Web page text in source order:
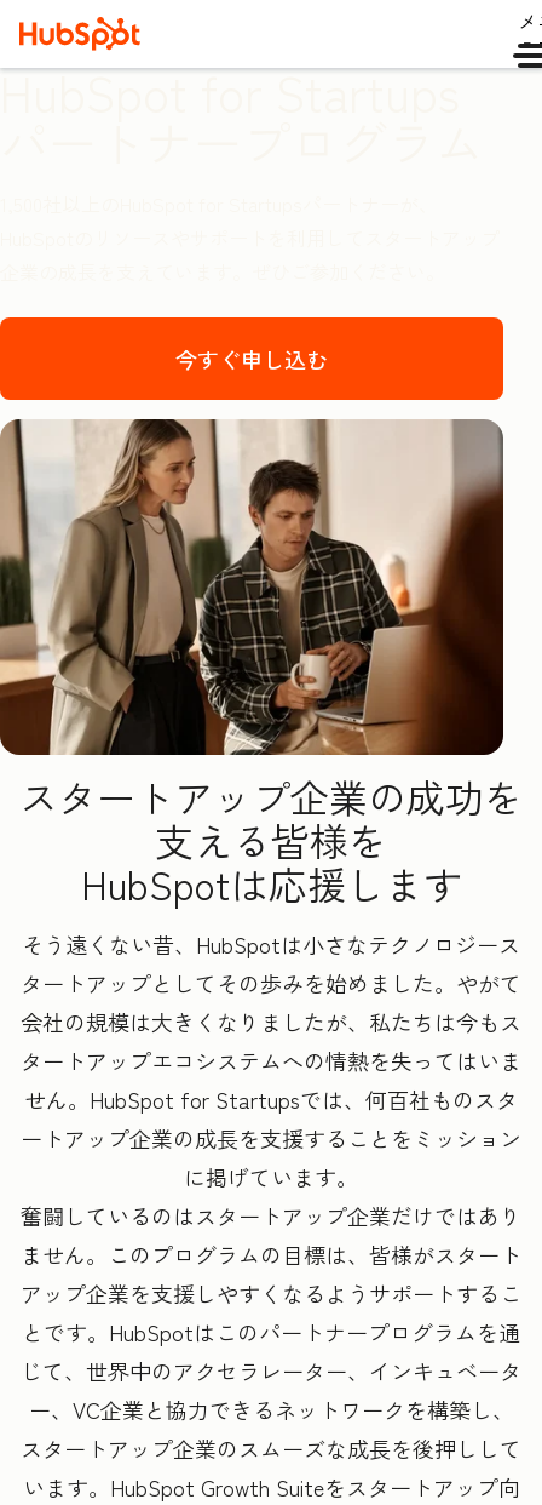
HubSpot for Startups
今すぐ申し込む
スタートアップ企業の成功を
支える皆様を
HubSpotは応援します
そう遠くない昔、HubSpotは小さなテクノロジース
タートアップとしてその歩みを始めました。やがて
会社の規模は大きくなりましたが、私たちは今もス
タートアップエコシステムへの情熱を失ってはいま
せん。HubSpot for Startupsでは、何百社ものスタ
ートアップ企業の成長を支援することをミッション
に掲げています。
奮闘しているのはスタートアップ企業だけではあり
ません。このプログラムの目標は、皆様がスタート
アップ企業を支援しやすくなるようサポートするこ
とです。HubSpotはこのパートナープログラムを通
じて、世界中のアクセラレーター、インキュベータ
ー、VC企業と協力できるネットワークを構築し、
スタートアップ企業のスムーズな成長を後押しして
います。HubSpot Growth Suiteをスタートアップ向